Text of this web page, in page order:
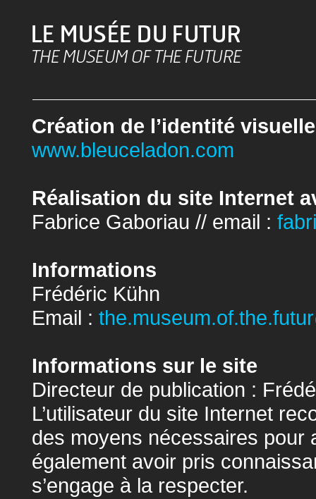
Création de l’identité visuelle
www.bleuceladon.com
Réalisation du site Internet
Fabrice Gaboriau // email :
Informations
Frédéric Kühn
Email :
Informations sur le site
Directeur de publication :
L’utilisateur du site Internet
des moyens nécessaires pour
également avoir pris
s’engage à la respecter.